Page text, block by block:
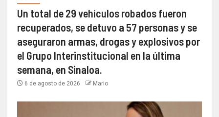
Un total de 29 vehículos robados fueron
recuperados, se detuvo a 57 personas y se
aseguraron armas, drogas y explosivos por
el Grupo Interinstitucional en la última
semana, en Sinaloa.
6 de agosto de 2026 Mario